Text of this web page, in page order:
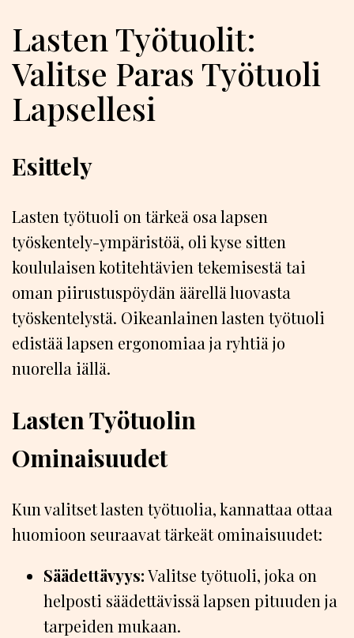
Lasten Työtuolit:
Valitse Paras Työtuoli
Lapsellesi
Esittely
Lasten työtuoli on tärkeä osa lapsen
työskentely-ympäristöä, oli kyse sitten
koululaisen kotitehtävien tekemisestä tai
oman piirustuspöydän äärellä luovasta
työskentelystä. Oikeanlainen lasten työtuoli
edistää lapsen ergonomiaa ja ryhtiä jo
nuorella iällä.
Lasten Työtuolin
Ominaisuudet
Kun valitset lasten työtuolia, kannattaa ottaa
huomioon seuraavat tärkeät ominaisuudet:
Säädettävyys:Valitse työtuoli, joka on
helposti säädettävissä lapsen pituuden ja
tarpeiden mukaan.